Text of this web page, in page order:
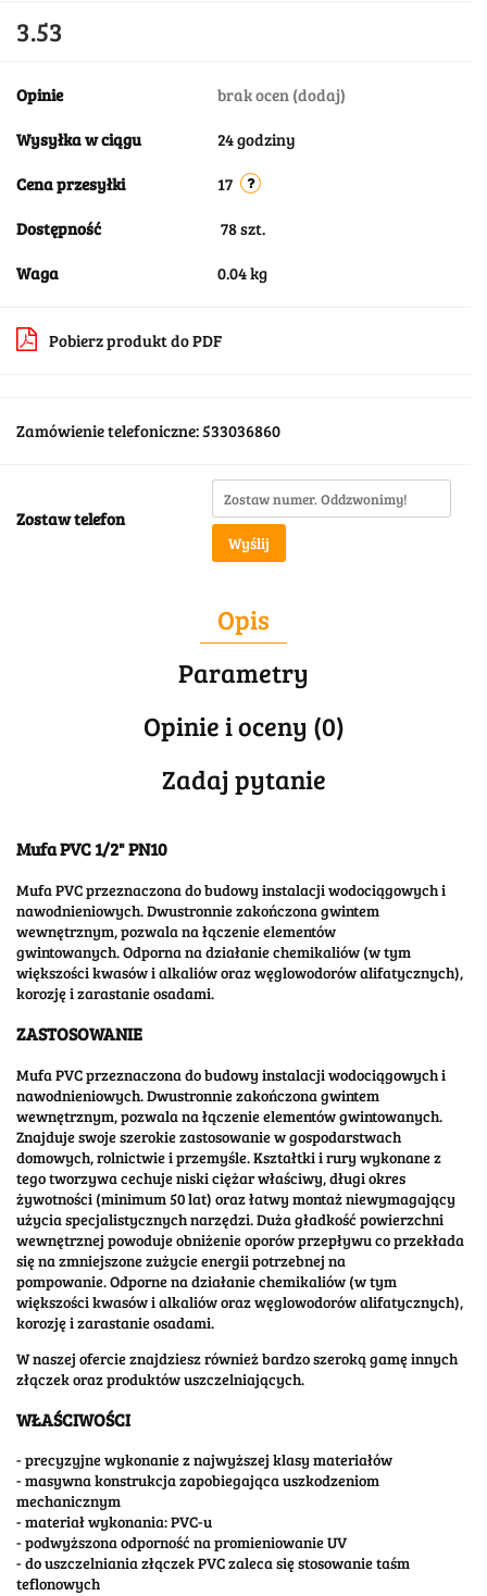
3.53
Opinie brak ocen (dodaj)
Wysyłka w ciągu 24 godziny
Cena przesyłki 17
Dostępność 78szt.
Waga 0.04 kg
Pobierz produkt do PDF
Zamówienie telefoniczne: 533036860
Zostaw telefon
Wyślij
Opis
Parametry
Opinie i oceny (0)
Zadaj pytanie
Mufa PVC 1/2" PN10
Mufa PVC przeznaczona do budowy instalacji wodociągowych i
nawodnieniowych. Dwustronnie zakończona gwintem
wewnętrznym, pozwala na łączenie elementów
gwintowanych. Odporna na działanie chemikaliów (w tym
większości kwasów i alkaliów oraz węglowodorów alifatycznych),
korozję i zarastanie osadami.
ZASTOSOWANIE
Mufa PVC przeznaczona do budowy instalacji wodociągowych i
nawodnieniowych. Dwustronnie zakończona gwintem
wewnętrznym, pozwala na łączenie elementów gwintowanych.
Znajduje swoje szerokie zastosowanie w gospodarstwach
domowych, rolnictwie i przemyśle. Kształtki i rury wykonane z
tego tworzywa cechuje niski ciężar właściwy, długi okres
żywotności (minimum 50 lat) oraz łatwy montaż niewymagający
użycia specjalistycznych narzędzi. Duża gładkość powierzchni
wewnętrznej powoduje obniżenie oporów przepływu co przekłada
się na zmniejszone zużycie energii potrzebnej na
pompowanie. Odporne na działanie chemikaliów (w tym
większości kwasów i alkaliów oraz węglowodorów alifatycznych),
korozję i zarastanie osadami.
W naszej ofercie znajdziesz również bardzo szeroką gamę innych
złączek oraz produktów uszczelniających.
WŁAŚCIWOŚCI
- precyzyjne wykonanie z najwyższej klasy materiałów
- masywna konstrukcja zapobiegająca uszkodzeniom
mechanicznym
- materiał wykonania: PVC-u
- podwyższona odporność na promieniowanie UV
- do uszczelniania złączek PVC zaleca się stosowanie taśm
teflonowych